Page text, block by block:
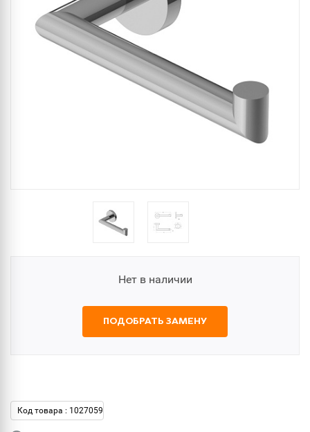
Нет в наличии
ПОДОБРАТЬ ЗАМЕНУ
Код товара : 1027059